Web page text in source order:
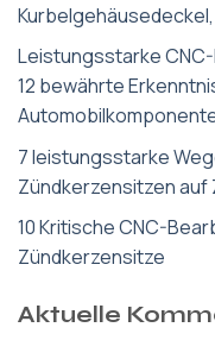
Leistungsstarke
12 bewährte
7 leistungsstarke
Zündkerzensitzen
10 Kritische CNC-
Zündkerzensitze
Aktuelle